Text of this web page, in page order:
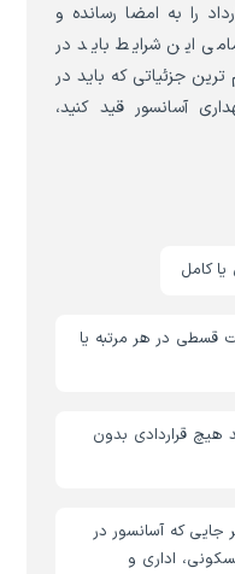
را به امضا رسانده و
این شرایط باید در
جزئیاتی که باید در
آسانسور قید کنید،
کامل
قسطی در هر مرتبه یا
هیچ قراردادی بدون
که آسانسور در
اداری و